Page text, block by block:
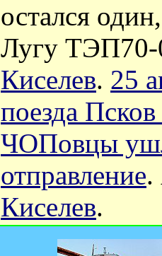
остался
Лугу ТЭП70-
Киселев. 25
поезда
ЧОПовцы
отправление.
Киселев.